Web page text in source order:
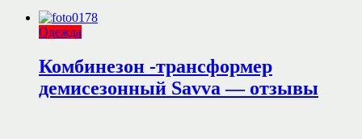
Одежда
Комбинезон -трансформер
демисезонный Savva — отзывы